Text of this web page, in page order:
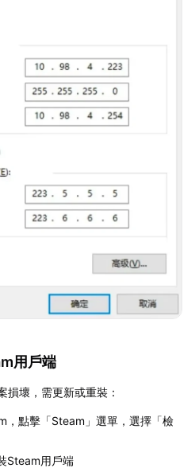
用戶端
損壞，需更新或重裝：
，點擊「Steam」選單，選擇「檢
Steam用戶端